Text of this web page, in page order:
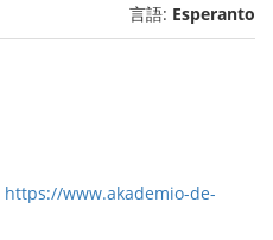
言語: Esperanto
https://www.akademio-de-